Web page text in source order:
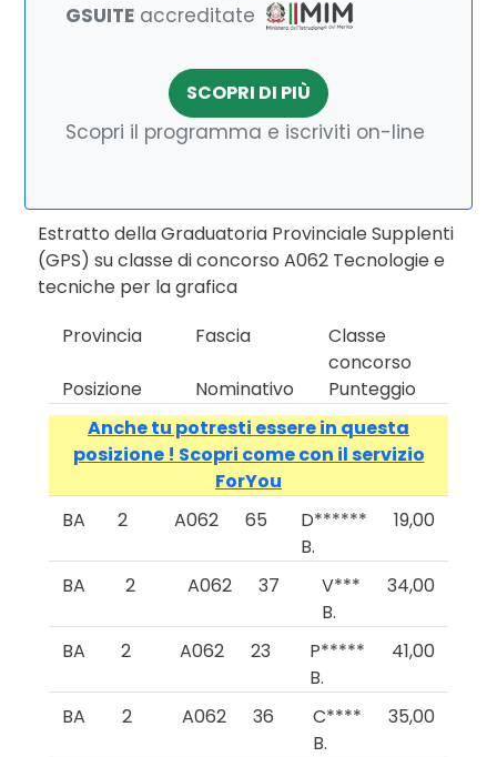
GSUITE accreditate
SCOPRI DI PIÙ
Scopri il programma e iscriviti on-line
Estratto della Graduatoria Provinciale Supplenti
(GPS) su classe di concorso A062 Tecnologie e
tecniche per la grafica
Provincia
Fascia
Classe
concorso
Posizione
Nominativo
Punteggio
Anche tu potresti essere in questa
posizione ! Scopri come con il servizio
ForYou
BA
2 A062 65
D******
B.
19,00
BA 2 A062 37
V***
B.
34,00
BA 2 A062 23
P*****
B.
41,00
BA 2 A062 36
C****
B.
35,00